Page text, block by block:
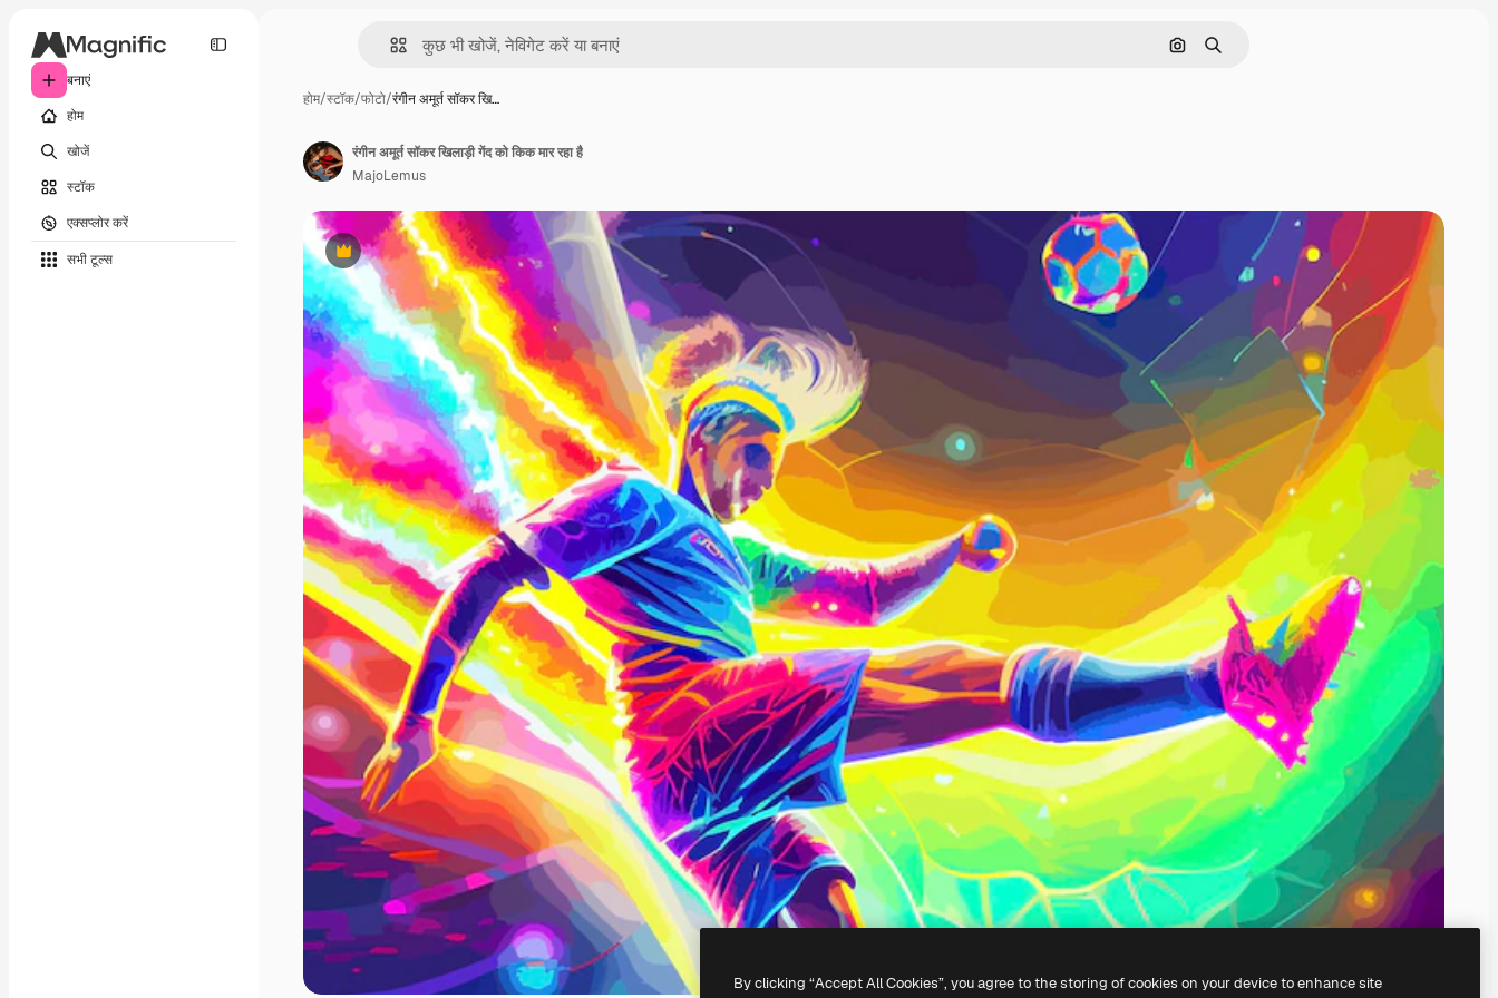
बनाएं
होम
खोजें
स्टॉक
एक्सप्लोर करें
सभी टूल्‍स
इमेज से खोजें
खोजें
होम/स्टॉक/फोटो/रंगीन अमूर्त सॉकर खि…
Premium
रंगीन अमूर्त सॉकर खिलाड़ी गेंद को किक मार रहा है
MajoLemus
By clicking “Accept All Cookies”, you agree to the storing of cookies on your device to enhance site